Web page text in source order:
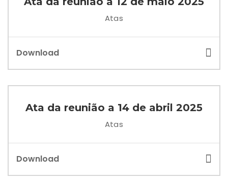
Atas
Download
Ata da reunião a 14 de abril 2025
Atas
Download